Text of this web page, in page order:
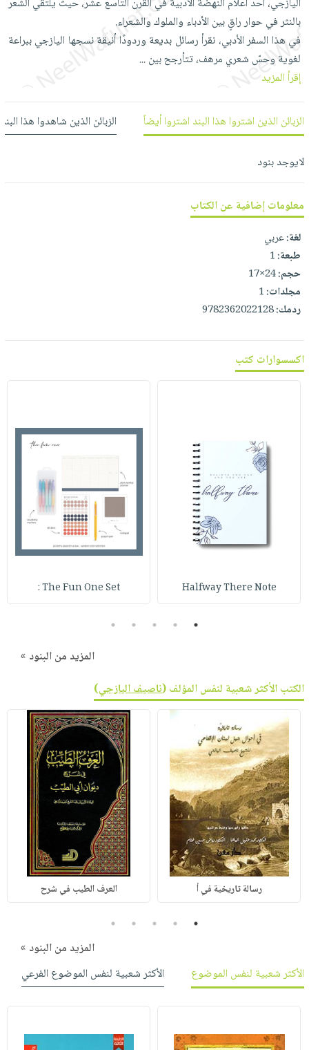
العناية
بالأسنان
الحمية
والتغذية
أدوات
المائدة
الأوعية
والتخزين
أدوات
المطبخ
الأكثر
مبيعاً
العودة
للمدارس
اكسسوارات
كتب
اكسسوارات
اكسسوارات
مطرزات
حقائب
حلي
عناية
بالذات
صابون
أطفال
مناسبات
شحن
مجاني
بنود
مختارة
اشتراكات
كل
الاشتراكات
القراءة
iKitab
بلا
بحث
متقدم
وفرات
عن
الشركة
سياسة
الشركة
أسئلة
يتكرر
طرحها
وفرات
انشر
تواصل
حسابك
لائحة
الأمنيات
نشرة
اليازجي، أحد أعلام النهضة الأدبية في القرن التاسع عشر، حيث يلتقي الشعر
بالنثر في حوار راقٍ بين الأدباء والملوك والشعراء.
في هذا السفر الأدبي، نقرأ رسائل بديعة وردودًا أنيقة نسجها اليازجي ببراعة
لغوية وحسّ شعري مرهف، تتأرجح بين...
إقرأ المزيد
الزبائن الذين اشتروا هذا البند اشتروا أيضاً الزبائن الذين شاهدوا هذا
لايوجد بنود
معلومات إضافية عن الكتاب
لغة:عربي
طبعة:1
حجم:24×17
مجلدات:1
ردمك:9782362022128
اكسسوارات كتب
Halfway There Note
The Fun One Set :
1
2
3
4
5
المزيد من البنود »
الكتب الأكثر شعبية لنفس المؤلف (ناصيف اليازجي)
رسالة تاريخية في أ العرف الطيب في شرح
1
2
3
4
5
المزيد من البنود »
الأكثر شعبية لنفس الموضوع
الأكثر شعبية لنفس الموضوع الفرعي